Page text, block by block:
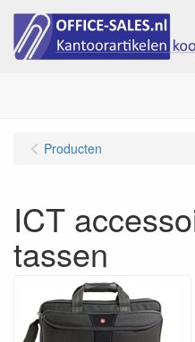
Producten
ICT
tassen